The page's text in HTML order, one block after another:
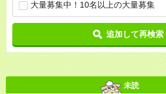
大量募集中！10名以上の大量募集
追加して再検索
未読